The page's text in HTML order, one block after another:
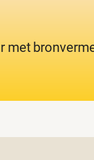
met